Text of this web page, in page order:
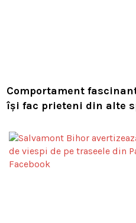
Comportament
își fac prieteni din alte